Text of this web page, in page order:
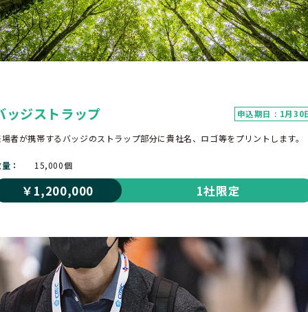
ッジストラップ 申込期日 : 1月30
者が携帯するバッジのストラップ部分に貴社名、ロゴ等をプリントします。
15,000個
￥1,200,000 1社限定